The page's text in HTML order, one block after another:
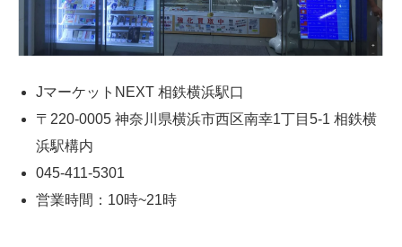
JマーケットNEXT 相鉄横浜駅口
〒220-0005 神奈川県横浜市西区南幸1丁目5‐1 相鉄横
浜駅構内
045-411-5301
営業時間：10時~21時